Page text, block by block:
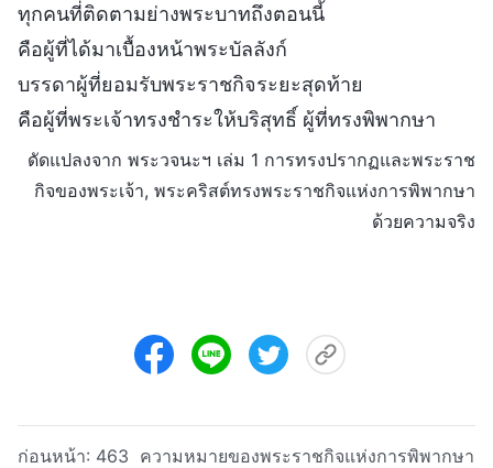
ทุกคนที่ติดตามย่างพระบาทถึงตอนนี้
คือผู้ที่ได้มาเบื้องหน้าพระบัลลังก์
บรรดาผู้ที่ยอมรับพระราชกิจระยะสุดท้าย
คือผู้ที่พระเจ้าทรงชำระให้บริสุทธิ์ ผู้ที่ทรงพิพากษา
ดัดแปลงจาก พระวจนะฯ เล่ม 1 การทรงปรากฏและพระราช
กิจของพระเจ้า, พระคริสต์ทรงพระราชกิจแห่งการพิพากษา
ด้วยความจริง
ก่อนหน้า: 463 ความหมายของพระราชกิจแห่งการพิพากษา